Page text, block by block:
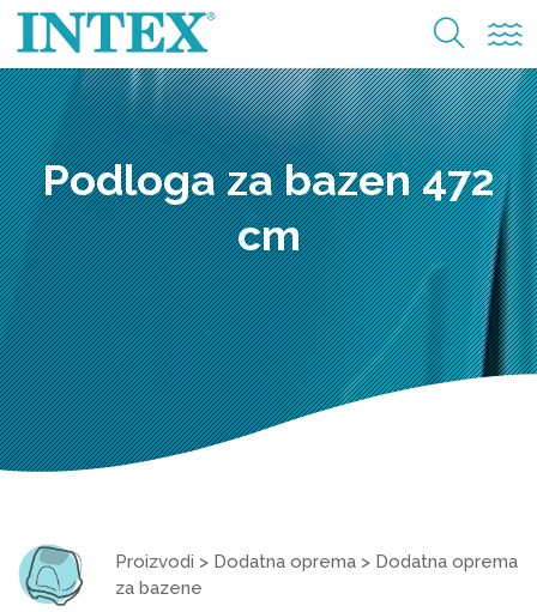
Podloga za bazen 472
cm
Proizvodi > Dodatna oprema > Dodatna oprema
za bazene